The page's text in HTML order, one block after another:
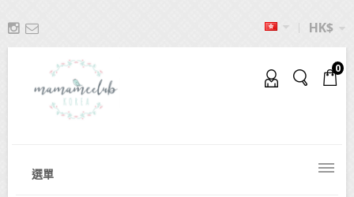
HK$
選單
0